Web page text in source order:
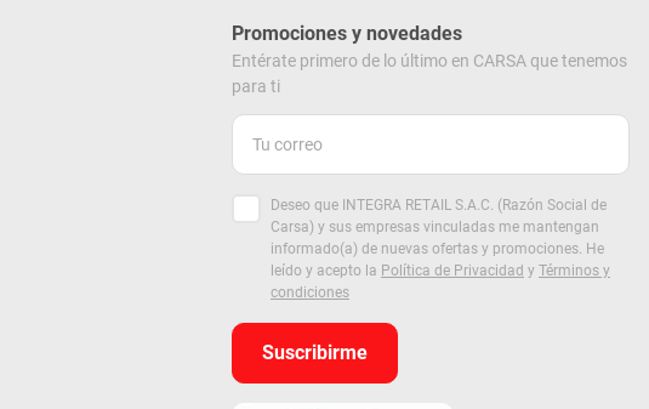
Promociones y novedades
Entérate primero de lo último en CARSA que tenemos
para ti
Deseo que INTEGRA RETAIL S.A.C. (Razón Social de
Carsa) y sus empresas vinculadas me mantengan
informado(a) de nuevas ofertas y promociones. He
leído y acepto la Política de Privacidad y Términos y
condiciones
Suscribirme